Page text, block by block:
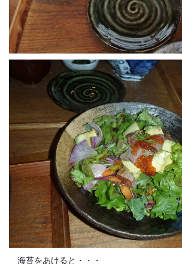
海苔をあけると・・・